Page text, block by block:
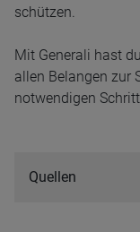
schützen.
Mit Generali hast
allen Belangen zur
notwendigen
Quel­len